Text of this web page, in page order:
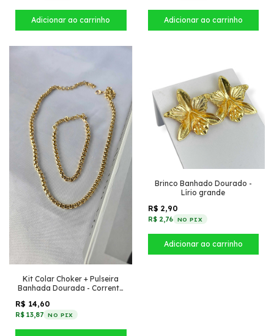
Kit Colar Choker + Pulseira
Banhada Dourada - Corrente
R$ 14,60
R$ 13,87 NO PIX
Brinco Banhado Dourado -
Lírio grande
R$ 2,90
R$ 2,76 NO PIX